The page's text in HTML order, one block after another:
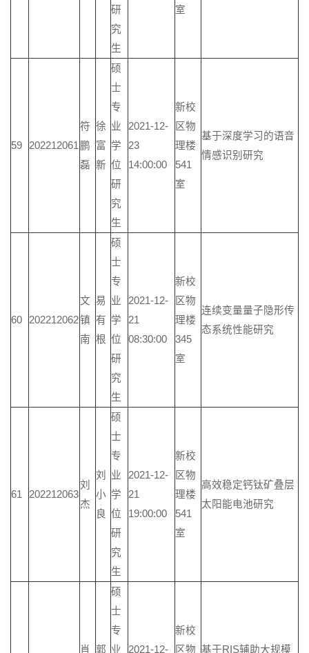
研
究
生
室
59 202212061
符
鹏
磊
徐
富
新
硕
士
专
业
学
位
研
究
生
2021-12-
23
14:00:00
新校
区物
理楼
541
室
基于深度学习的语音
情感识别研究
60 202212062
文
镇
南
易
有
根
硕
士
专
业
学
位
研
究
生
2021-12-
21
08:30:00
新校
区物
理楼
345
室
连续变量量子隐形传
态系统性能研究
61 202212063
刘
杰
刘
小
良
硕
士
专
业
学
位
研
究
生
2021-12-
21
19:00:00
新校
区物
理楼
541
室
高效稳定钙钛矿叠层
太阳能电池研究
肖 郭
硕
士
专
业
2021-12-
新校
区物 基于RIS辅助大规模